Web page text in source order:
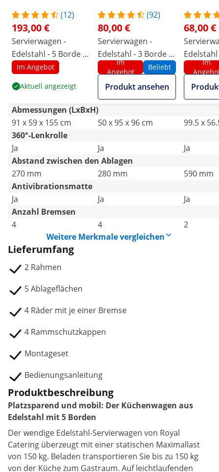
(12)
193,00 €
Servierwagen -
Edelstahl - 5 Borde -
Ablagen: 84 x 52 cm -
Catering
Im Angebot
Aktuell angezeigt
(92)
80,00 €
Servierwagen -
Edelstahl - 3 Borde -
Ablagen: 90 x 50 cm -
500 kg - Royal
Catering
Im
Angebot
Beliebt
Produkt ansehen
68,00 €
200 kg -
Catering
Im
Abmessungen (LxBxH)
91 x 59 x 155 cm
50 x 95 x 96 cm
99.5 x
360°-Lenkrolle
Ja
Ja
Ja
Abstand zwischen den Ablagen
270 mm
280 mm
590 mm
Antivibrationsmatte
Ja
Ja
Ja
Anzahl Bremsen
4
4
2
Weitere Merkmale vergleichen
Lieferumfang
2 Rahmen
5 Ablageflächen
4 Räder mit je einer Bremse
4 Rammschutzkappen
Montageset
Bedienungsanleitung
Produktbeschreibung
Platzsparend und mobil: Der Küchenwagen aus
Edelstahl mit 5 Borden
Der wendige Edelstahl-Servierwagen von Royal
Catering überzeugt mit einer statischen Maximallast
von 150 kg. Beladen transportieren Sie bis zu 150 kg
von der Küche zum Gastraum. Auf leichtlaufenden